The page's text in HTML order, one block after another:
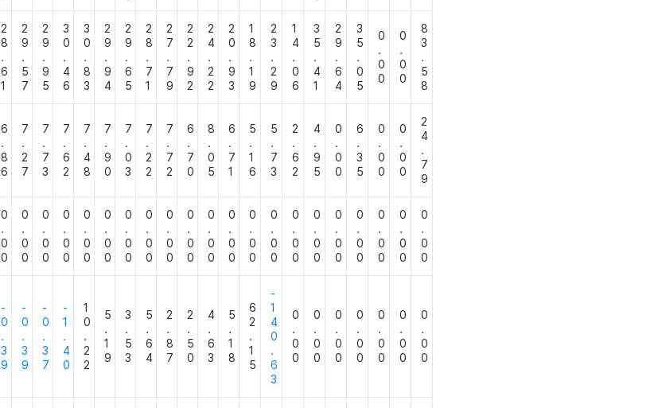
2
8
.
6
1
2
9
.
5
7
2
9
.
9
5
3
0
.
4
6
3
0
.
8
3
2
9
.
9
4
2
9
.
6
5
2
8
.
7
1
2
7
.
7
9
2
2
.
9
2
2
4
.
2
2
2
0
.
9
3
1
8
.
1
9
2
3
.
2
9
1
4
.
0
6
3
5
.
4
1
2
9
.
6
4
3
5
.
0
5
0
.
0
0
0
.
0
0
8
3
.
5
8
6
.
8
6
7
.
2
7
7
.
7
3
7
.
6
2
7
.
4
8
7
.
9
0
7
.
0
3
7
.
2
2
7
.
7
2
6
.
7
0
8
.
0
5
6
.
7
1
5
.
1
6
5
.
7
3
2
.
6
2
4
.
9
5
0
.
0
0
6
.
3
5
0
.
0
0
0
.
0
0
2
4
.
7
9
0
.
0
0
0
.
0
0
0
.
0
0
0
.
0
0
0
.
0
0
0
.
0
0
0
.
0
0
0
.
0
0
0
.
0
0
0
.
0
0
0
.
0
0
0
.
0
0
0
.
0
0
0
.
0
0
0
.
0
0
0
.
0
0
0
.
0
0
0
.
0
0
0
.
0
0
0
.
0
0
0
.
0
0
-
0
.
3
9
-
0
.
3
9
-
0
.
3
7
-
1
.
4
0
1
0
.
2
2
5
.
1
9
3
.
5
3
5
.
6
4
2
.
8
7
2
.
5
0
4
.
6
3
5
.
1
8
6
2
.
1
5
-
1
4
0
.
6
3
0
.
0
0
0
.
0
0
0
.
0
0
0
.
0
0
0
.
0
0
0
.
0
0
0
.
0
0